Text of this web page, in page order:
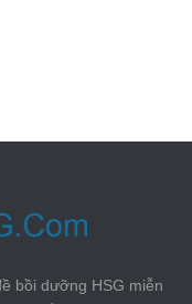
bồi dưỡng HSG miễn